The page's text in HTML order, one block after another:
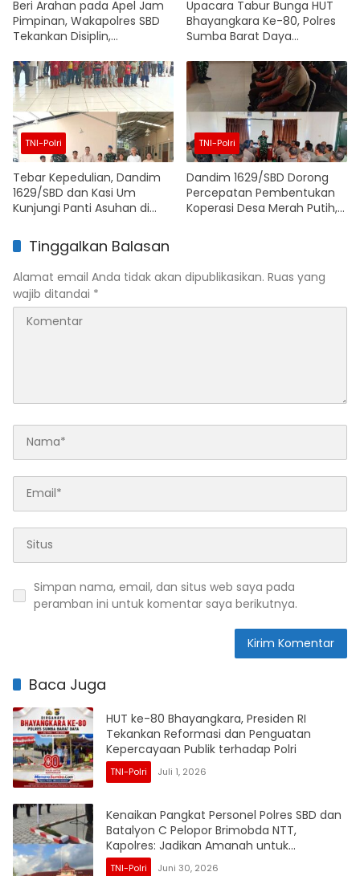
Beri Arahan pada Apel Jam
Pimpinan, Wakapolres SBD
Tekankan Disiplin,
Pelayanan Humanis
Upacara Tabur Bunga HUT
Bhayangkara Ke-80, Polres
Sumba Barat Daya
Pengabdian kepada
Masyarakat
TNI-Polri
Tebar Kepedulian, Dandim
1629/SBD dan Kasi Um
Kunjungi Panti Asuhan di
TNI-Polri
Dandim 1629/SBD Dorong
Percepatan Pembentukan
Koperasi Desa Merah Putih,
Tinggalkan Balasan
Alamat email Anda tidak akan dipublikasikan. Ruas yang
wajib ditandai *
Simpan nama, email, dan situs web saya pada
peramban ini untuk komentar saya berikutnya.
Baca Juga
HUT ke-80 Bhayangkara, Presiden RI
Tekankan Reformasi dan Penguatan
Kepercayaan Publik terhadap Polri
TNI-Polri Juli 1, 2026
Kenaikan Pangkat Personel Polres SBD dan
Batalyon C Pelopor Brimobda NTT,
Kapolres: Jadikan Amanah untuk
Tingkatkan Profesionalisme dan Pelayanan
TNI-Polri Juni 30, 2026